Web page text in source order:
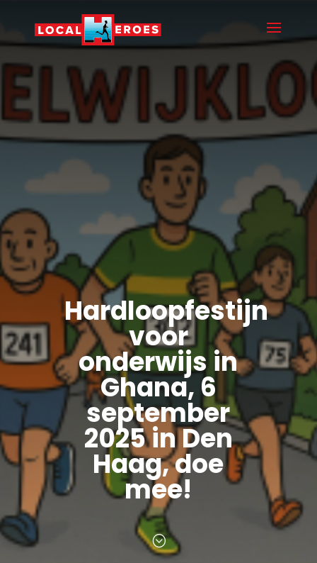
Hardloopfestijn
voor
onderwijs in
Ghana, 6
september
2025 in Den
Haag, doe
mee!
;